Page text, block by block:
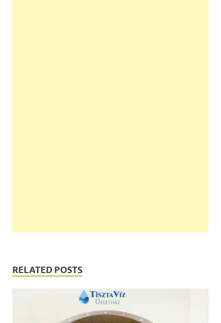
RELATED POSTS